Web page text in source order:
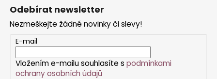
p
r
v
k
y
Odebírat newsletter
Nezmeškejte žádné novinky či slevy!
E-mail
Vložením e-mailu souhlasíte s podmínkami
ochrany osobních údajů